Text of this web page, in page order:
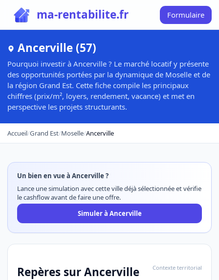
ma-rentabilite.fr Formulaire
Ancerville (57)
Pourquoi investir à Ancerville ? Le marché locatif y présente
des opportunités portées par la dynamique de Moselle et de
la région Grand Est. Cette fiche compile les principaux
chiffres (prix/m², loyers, rendement, vacance) et met en
perspective les projets structurants.
Accueil/Grand Est/Moselle/Ancerville
Un bien en vue à Ancerville ?
Lance une simulation avec cette ville déjà sélectionnée et vérifie
le cashflow avant de faire une offre.
Simuler à Ancerville
Repères sur Ancerville Contexte territorial